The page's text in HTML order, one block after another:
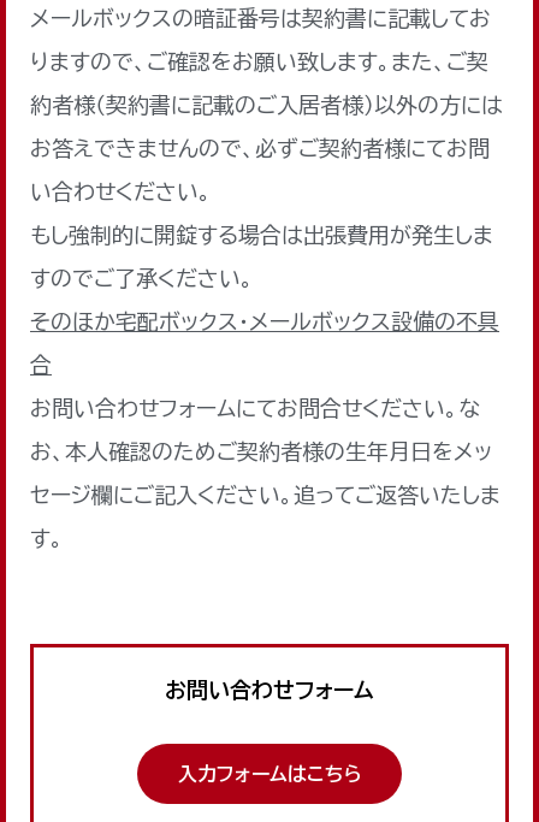
メールボックスの暗証番号は契約書に記載してお
りますので、ご確認をお願い致します。また、ご契
約者様（契約書に記載のご入居者様）以外の方には
お答えできませんので、必ずご契約者様にてお問
い合わせください。
もし強制的に開錠する場合は出張費用が発生しま
すのでご了承ください。
そのほか宅配ボックス・メールボックス設備の不具
合
お問い合わせフォームにてお問合せください。な
お、本人確認のためご契約者様の生年月日をメッ
セージ欄にご記入ください。追ってご返答いたしま
す。
お問い合わせフォーム
入力フォームはこちら